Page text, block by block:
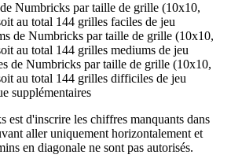
Numbricks par taille de grille (10x10,
au total 144 grilles faciles de jeu
de Numbricks par taille de grille (10x10,
au total 144 grilles mediums de jeu
de Numbricks par taille de grille (10x10,
au total 144 grilles difficiles de jeu
supplémentaires
d'inscrire les chiffres manquants dans
aller uniquement horizontalement et
en diagonale ne sont pas autorisés.